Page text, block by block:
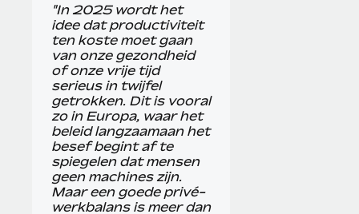
"In 2025 wordt het
idee dat productiviteit
ten koste moet gaan
van onze gezondheid
of onze vrije tijd
serieus in twijfel
getrokken. Dit is vooral
zo in Europa, waar het
beleid langzaamaan het
besef begint af te
spiegelen dat mensen
geen machines zijn.
Maar een goede privé-
werkbalans is meer dan